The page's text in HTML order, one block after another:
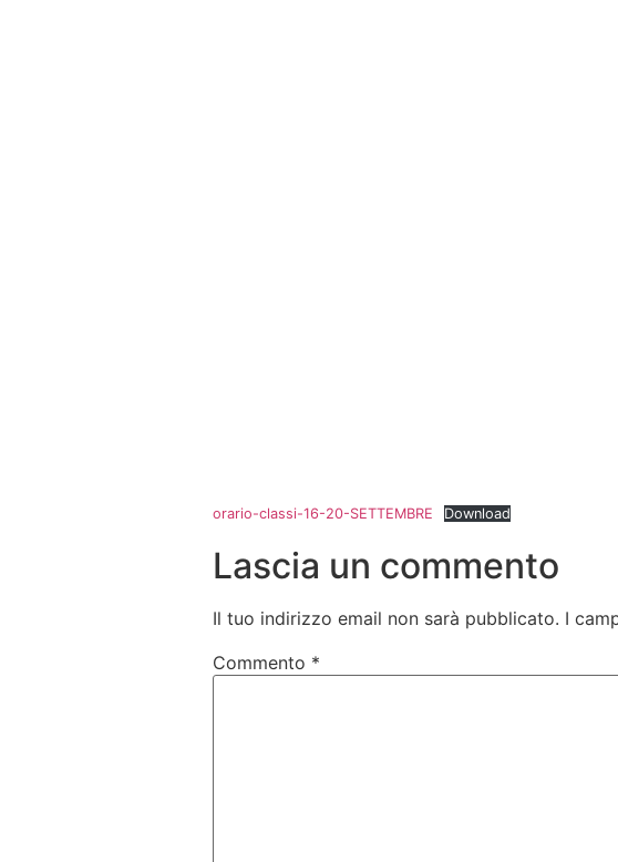
orario-classi-16-20-SETTEMBRE Download
Lascia un commento
Il tuo indirizzo email non sarà pubblicato. I
Commento *